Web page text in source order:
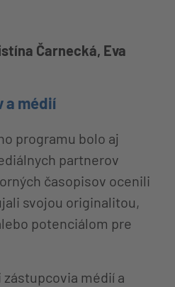
Čarnecká, Eva
a médií
programu bolo aj
partnerov
časopisov ocenili
svojou originalitou,
potenciálom pre
médií a